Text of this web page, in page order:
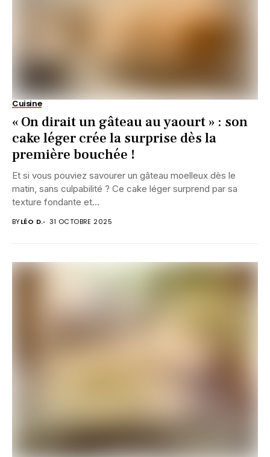
Cuisine
« On dirait un gâteau au yaourt » : son
cake léger crée la surprise dès la
première bouchée !
Et si vous pouviez savourer un gâteau moelleux dès le
matin, sans culpabilité ? Ce cake léger surprend par sa
texture fondante et...
BYLÉO D. 31 OCTOBRE 2025